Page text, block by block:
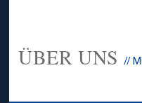
ÜBER UNS //